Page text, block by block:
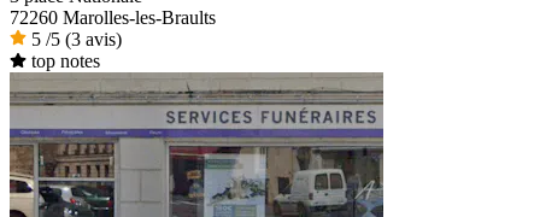
72260 Marolles-les-Braults
5 /5 (3 avis)
top notes